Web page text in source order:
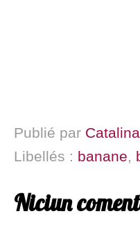
Publié par Catalina
Libellés : banane,
Niciun